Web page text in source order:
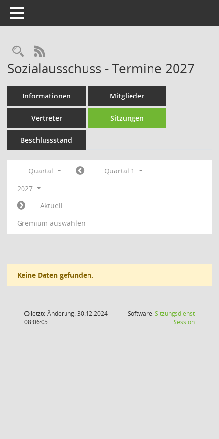
Toggle navigation
Rechercheauswahl
RSS-Feed
Sozialausschuss - Termine 2027
Informationen Mitglieder
Vertreter Sitzungen
Beschlussstand
Quartal
Quartal 1
2027
Aktuell
Gremium auswählen
Keine Daten gefunden.
letzte Änderung: 30.12.2024
08:06:05
Software:Sitzungsdienst
Session(Wird in